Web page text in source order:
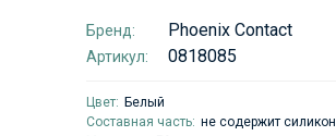
Бренд: Phoenix Contact
Артикул: 0818085
Цвет: Белый
Составная часть: не содержит